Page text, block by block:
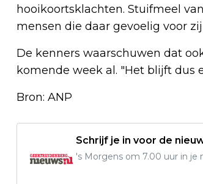
hooikoortsklachten. Stuifmeel
mensen die daar gevoelig voor
De kenners waarschuwen dat
komende week al. "Het blijft dus
Bron: ANP
Schrijf je in voor de
's Morgens om 7.00 uur in je